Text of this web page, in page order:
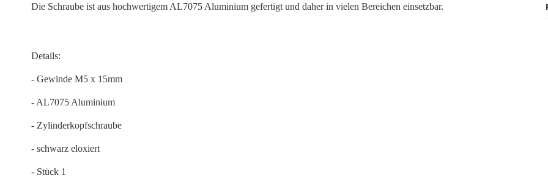
Die Schraube ist aus hochwertigem AL7075 Aluminium gefertigt und daher in vielen Bereichen einsetzbar.
Details:
- Gewinde M5 x 15mm
- AL7075 Aluminium
- Zylinderkopfschraube
- schwarz eloxiert
- Stück 1